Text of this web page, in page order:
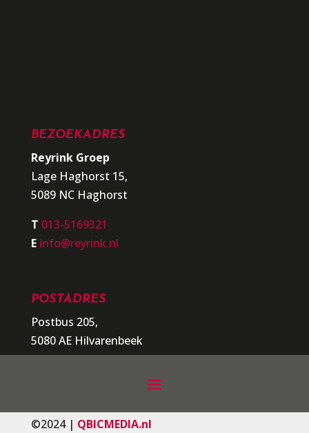
BEZOEKADRES
Reyrink Groep
Lage Haghorst 15,
5089 NC Haghorst
T 013-5169321
E info@reyrink.nl
POSTADRES
Postbus 205,
5080 AE Hilvarenbeek
©2024 | QBICMEDIA.nl